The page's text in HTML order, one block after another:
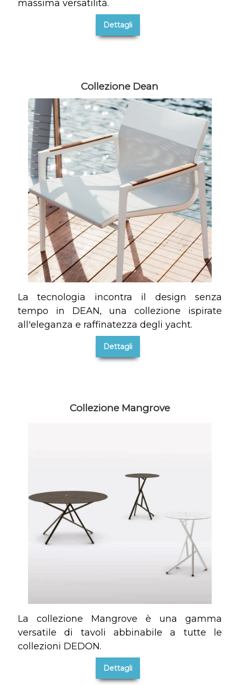
massima versatilità.
Dettagli
Collezione Dean
La tecnologia incontra il design senza
tempo in DEAN, una collezione ispirate
all'eleganza e raffinatezza degli yacht.
Dettagli
Collezione Mangrove
La collezione Mangrove è una gamma
versatile di tavoli abbinabile a tutte le
collezioni DEDON.
Dettagli